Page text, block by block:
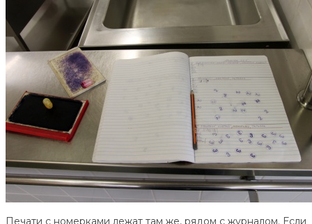
Печати с номерками лежат там же, рядом с журналом. Если